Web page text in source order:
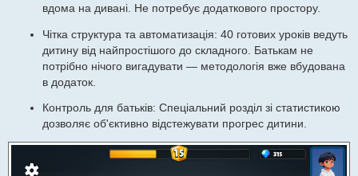
вдома на дивані. Не потребує додаткового простору.
Чітка структура та автоматизація: 40 готових уроків ведуть
дитину від найпростішого до складного. Батькам не
потрібно нічого вигадувати — методологія вже вбудована
в додаток.
Контроль для батьків: Спеціальний розділ зі статистикою
дозволяє об'єктивно відстежувати прогрес дитини.